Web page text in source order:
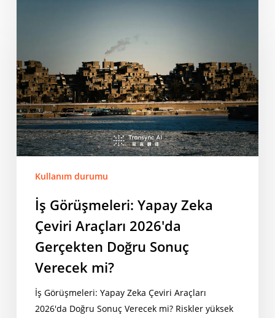
Çeviri
Araçları
2026'da
Gerçekten
Doğru
Sonuç
Kullanım durumu
İş Görüşmeleri: Yapay Zeka
Çeviri Araçları 2026'da
Gerçekten Doğru Sonuç
Verecek mi?
İş Görüşmeleri: Yapay Zeka Çeviri Araçları
2026'da Doğru Sonuç Verecek mi? Riskler yüksek